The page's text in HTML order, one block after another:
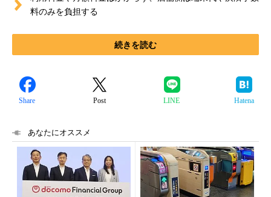
料のみを負担する
続きを読む
Share Post LINE Hatena
あなたにオススメ